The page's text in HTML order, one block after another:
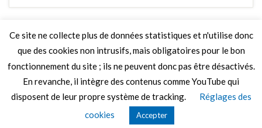
LIRE PLUS
Thèmes Graphene
Ce site ne collecte plus de données statistiques et n'utilise donc
que des cookies non intrusifs, mais obligatoires pour le bon
fonctionnement du site ; ils ne peuvent donc pas être désactivés.
En revanche, il intègre des contenus comme YouTube qui
disposent de leur propre système de tracking.
Réglages des
cookies
Accepter